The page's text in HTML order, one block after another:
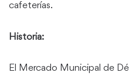
cafeterías.
Historia:
El Mercado Municipal de